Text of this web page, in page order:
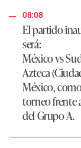
08:08
El partido
será:
México vs
Azteca
México,
torneo frente
del Grupo A.